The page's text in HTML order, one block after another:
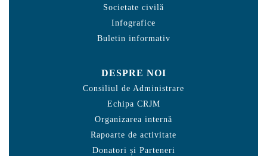
Societate civilă
Infografice
Buletin informativ
DESPRE NOI
Consiliul de Administrare
Echipa CRJM
Organizarea internă
Rapoarte de activitate
Donatori și Parteneri